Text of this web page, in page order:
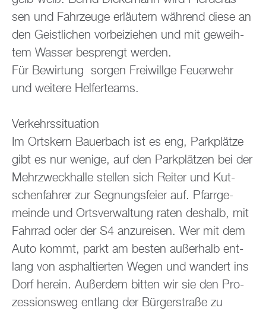
sen und Fahr­zeu­ge er­läu­tern wäh­rend diese an
den Geist­li­chen vor­bei­zie­hen und mit ge­weih­
tem Was­ser be­sprengt wer­den.
Für Be­wir­tung sor­gen Frei­will­ge Feu­er­wehr
und wei­te­re Hel­fer­teams.
Ver­kehrs­si­tua­ti­on
Im Orts­kern Bau­er­bach ist es eng, Park­plät­ze
gibt es nur we­ni­ge, auf den Park­plät­zen bei der
Mehr­zweck­hal­le stel­len sich Rei­ter und Kut­
schen­fah­rer zur Seg­nungs­fei­er auf. Pfarr­ge­
mein­de und Orts­ver­wal­tung raten des­halb, mit
Fahr­rad oder der S4 an­zu­rei­sen. Wer mit dem
Auto kommt, parkt am bes­ten au­ßer­halb ent­
lang von asphal­tier­ten Wegen und wan­dert ins
Dorf her­ein. Au­ßer­dem bit­ten wir sie den Pro­
zes­si­ons­weg ent­lang der Bür­ger­stra­ße zu